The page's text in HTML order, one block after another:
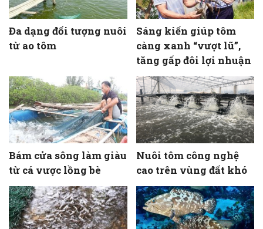
Đa dạng đối tượng nuôi
từ ao tôm
Sáng kiến giúp tôm
càng xanh “vượt lũ”,
tăng gấp đôi lợi nhuận
Bám cửa sông làm giàu
từ cá vược lồng bè
Nuôi tôm công nghệ
cao trên vùng đất khó